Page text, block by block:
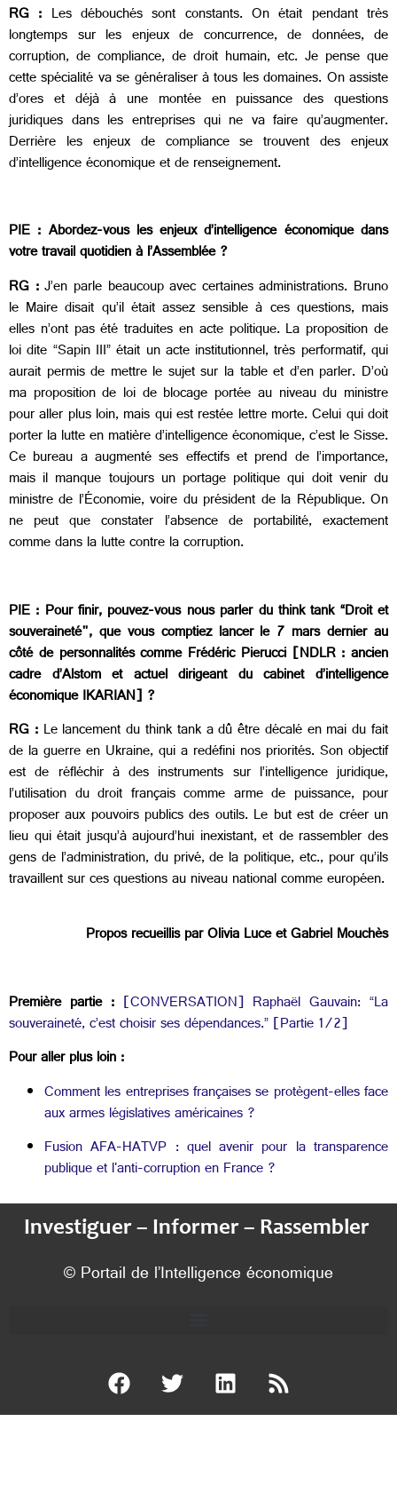
RG : Les débouchés sont constants. On était pendant très
longtemps sur les enjeux de concurrence, de données, de
corruption, de compliance, de droit humain, etc. Je pense que
cette spécialité va se généraliser à tous les domaines. On assiste
d’ores et déjà à une montée en puissance des questions
juridiques dans les entreprises qui ne va faire qu’augmenter.
Derrière les enjeux de compliance se trouvent des enjeux
d’intelligence économique et de renseignement.
PIE : Abordez-vous les enjeux d’intelligence économique dans
votre travail quotidien à l’Assemblée ?
RG : J’en parle beaucoup avec certaines administrations. Bruno
le Maire disait qu’il était assez sensible à ces questions, mais
elles n’ont pas été traduites en acte politique. La proposition de
loi dite “Sapin III” était un acte institutionnel, très performatif, qui
aurait permis de mettre le sujet sur la table et d’en parler. D’où
ma proposition de loi de blocage portée au niveau du ministre
pour aller plus loin, mais qui est restée lettre morte. Celui qui doit
porter la lutte en matière d’intelligence économique, c’est le Sisse.
Ce bureau a augmenté ses effectifs et prend de l’importance,
mais il manque toujours un portage politique qui doit venir du
ministre de l’Économie, voire du président de la République. On
ne peut que constater l’absence de portabilité, exactement
comme dans la lutte contre la corruption.
PIE : Pour finir, pouvez-vous nous parler du think tank “Droit et
souveraineté", que vous comptiez lancer le 7 mars dernier au
côté de personnalités comme Frédéric Pierucci [NDLR : ancien
cadre d’Alstom et actuel dirigeant du cabinet d’intelligence
économique IKARIAN] ?
RG : Le lancement du think tank a dû être décalé en mai du fait
de la guerre en Ukraine, qui a redéfini nos priorités. Son objectif
est de réfléchir à des instruments sur l’intelligence juridique,
l’utilisation du droit français comme arme de puissance, pour
proposer aux pouvoirs publics des outils. Le but est de créer un
lieu qui était jusqu’à aujourd’hui inexistant, et de rassembler des
gens de l’administration, du privé, de la politique, etc., pour qu’ils
travaillent sur ces questions au niveau national comme européen.
Propos recueillis parOlivia Luce et Gabriel Mouchès
Première partie : [CONVERSATION] Raphaël Gauvain: “La
souveraineté, c’est choisir ses dépendances.” [Partie 1/2]
Pour aller plus loin :
Comment les entreprises françaises se protègent-elles face
aux armes législatives américaines ?
Fusion AFA-HATVP : quel avenir pour la transparence
publique et l'anti-corruption en France ?
Investiguer – Informer – Rassembler
© Portail de l’Intelligence économique